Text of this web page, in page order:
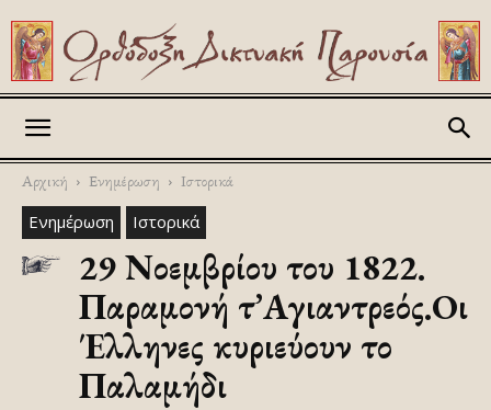
Αρχική Ενημέρωση Ιστορικά
Ενημέρωση Ιστορικά
29 Νοεμβρίου του 1822.
Παραμονή τ’Αγιαντρεός.Oι
Έλληνες κυριεύουν το
Παλαμήδι